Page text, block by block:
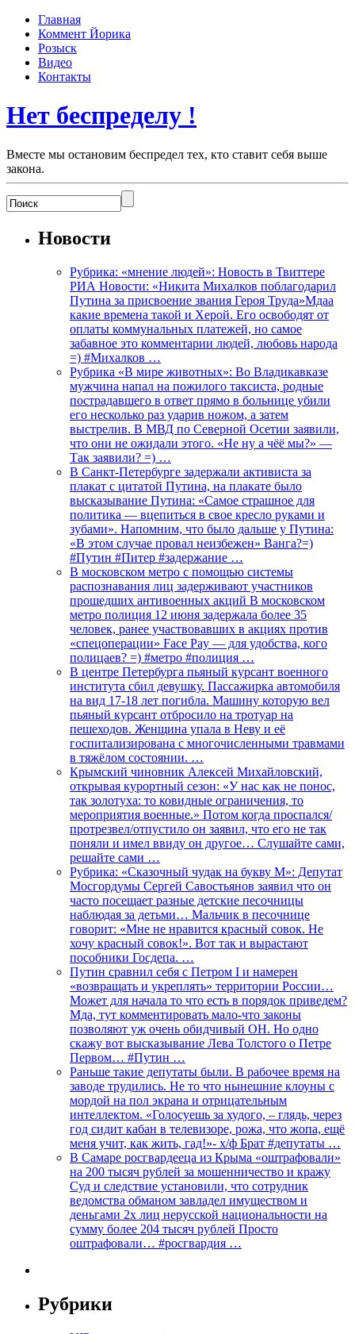
Главная
Коммент Йорика
Розыск
Видео
Контакты
Нет беспределу !
Вместе мы остановим беспредел тех, кто ставит себя выше
закона.
Новости
Рубрика: «мнение людей»: Новость в Твиттере
РИА Новости: «Никита Михалков поблагодарил
Путина за присвоение звания Героя Труда»Мдаа
какие времена такой и Херой. Его освободят от
оплаты коммунальных платежей, но самое
забавное это комментарии людей, любовь народа
=) #Михалков …
Рубрика «В мире животных»: Во Владикавказе
мужчина напал на пожилого таксиста, родные
пострадавшего в ответ прямо в больнице убили
его несколько раз ударив ножом, а затем
выстрелив. В МВД по Северной Осетии заявили,
что они не ожидали этого. «Не ну а чёё мы?» —
Так заявили? =) …
В Санкт-Петербурге задержали активиста за
плакат с цитатой Путина, на плакате было
высказывание Путина: «Самое страшное для
политика — вцепиться в свое кресло руками и
зубами». Напомним, что было дальше у Путина:
«В этом случае провал неизбежен» Ванга?=)
#Путин #Питер #задержание …
В московском метро с помощью системы
распознавания лиц задерживают участников
прошедших антивоенных акций В московском
метро полиция 12 июня задержала более 35
человек, ранее участвовавших в акциях против
«спецоперации» Face Pay — для удобства, кого
полицаев? =) #метро #полиция …
В центре Петербурга пьяный курсант военного
института сбил девушку. Пассажирка автомобиля
на вид 17-18 лет погибла. Машину которую вел
пьяный курсант отбросило на тротуар на
пешеходов. Женщина упала в Неву и её
госпитализирована с многочисленными травмами
в тяжёлом состоянии. …
Крымский чиновник Алексей Михайловский,
открывая курортный сезон: «У нас как не понос,
так золотуха: то ковидные ограничения, то
мероприятия военные.» Потом когда проспался/
протрезвел/отпустило он заявил, что его не так
поняли и имел ввиду он другое… Слушайте сами,
решайте сами …
Рубрика: «Сказочный чудак на букву М»: Депутат
Мосгордумы Сергей Савостьянов заявил что он
часто посещает разные детские песочницы
наблюдая за детьми… Мальчик в песочнице
говорит: «Мне не нравится красный совок. Не
хочу красный совок!». Вот так и вырастают
пособники Госдепа. …
Путин сравнил себя с Петром I и намерен
«возвращать и укреплять» территории России…
Может для начала то что есть в порядок приведем?
Мда, тут комментировать мало-что законы
позволяют уж очень обидчивый ОН. Но одно
скажу вот высказывание Лева Толстого о Петре
Первом… #Путин …
Раньше такие депутаты были. В рабочее время на
заводе трудились. Не то что нынешние клоуны с
мордой на пол экрана и отрицательным
интеллектом. «Голосуешь за худого, – глядь, через
год сидит кабан в телевизоре, рожа, что жопа, ещё
меня учит, как жить, гад!»- х/ф Брат #депутаты …
В Самаре росгвардееца из Крыма «оштрафовали»
на 200 тысяч рублей за мошенничество и кражу
Суд и следствие установили, что сотрудник
ведомства обманом завладел имуществом и
деньгами 2х лиц нерусской национальности на
сумму более 204 тысяч рублей Просто
оштрафовали… #росгвардия …
Рубрики